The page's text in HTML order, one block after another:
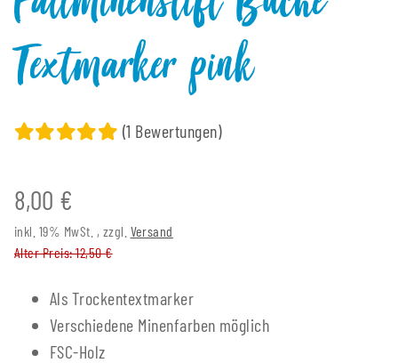
Textmarker pink
(1 Bewertungen)
8,00 €
inkl. 19% MwSt. , zzgl. Versand
Alter Preis: 12,50 €
Als Trockentextmarker
Verschiedene Minenfarben möglich
FSC-Holz